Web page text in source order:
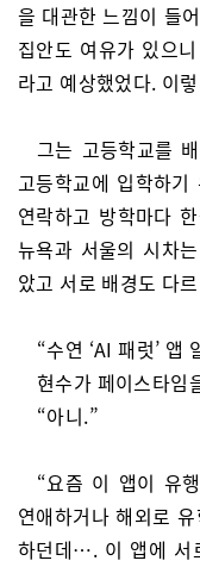
을 대관한 느낌이 들
집안도 여유가 있으
라고 예상했었다. 이
그는 고등학교를
고등학교에 입학하
연락하고 방학마다
뉴욕과 서울의 시차
았고 서로 배경도 다
“수연 ‘AI 패럿’ 앱
현수가 페이스타임
“아니.”
“요즘 이 앱이 유
연애하거나 해외로
하던데…. 이 앱에 서